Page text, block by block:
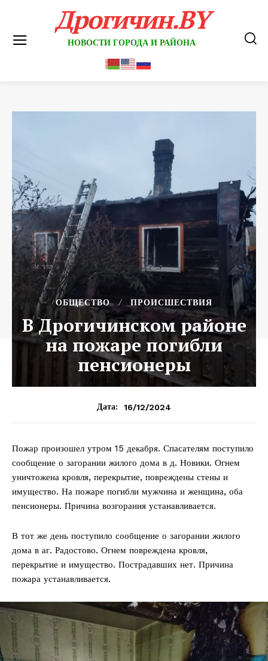
Дрогичин.BY
НОВОСТИ ГОРОДА И РАЙОНА
ОБЩЕСТВО ПРОИСШЕСТВИЯ
В Дрогичинском районе
на пожаре погибли
пенсионеры
Дата: 16/12/2024
Пожар произошел утром 15 декабря. Спасателям поступило
сообщение о загорании жилого дома в д. Новики. Огнем
уничтожена кровля, перекрытие, повреждены стены и
имущество. На пожаре погибли мужчина и женщина, оба
пенсионеры. Причина возгорания устанавливается.
В тот же день поступило сообщение о загорании жилого
дома в аг. Радостово. Огнем повреждена кровля,
перекрытие и имущество. Пострадавших нет. Причина
пожара устанавливается.